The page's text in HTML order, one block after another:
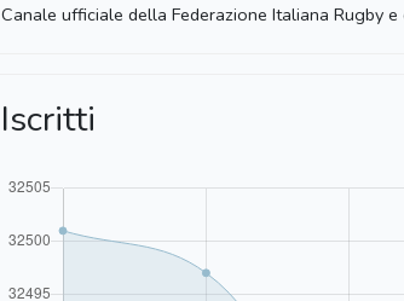
Canale ufficiale della Federazione Italiana Rugby
Iscritti